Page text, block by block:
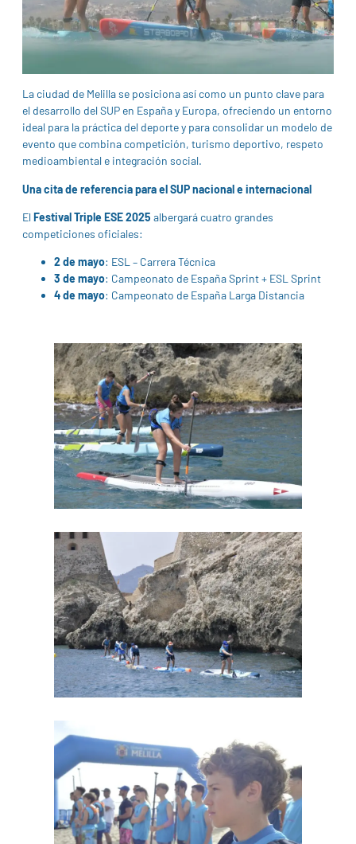
La ciudad de Melilla se posiciona así como un punto clave para
el desarrollo del SUP en España y Europa, ofreciendo un entorno
ideal para la práctica del deporte y para consolidar un modelo de
evento que combina competición, turismo deportivo, respeto
medioambiental e integración social.
Una cita de referencia para el SUP nacional e internacional
ElFestival Triple ESE 2025 albergará cuatro grandes
competiciones oficiales:
2 de mayo: ESL – Carrera Técnica
3 de mayo: Campeonato de España Sprint + ESL Sprint
4 de mayo: Campeonato de España Larga Distancia